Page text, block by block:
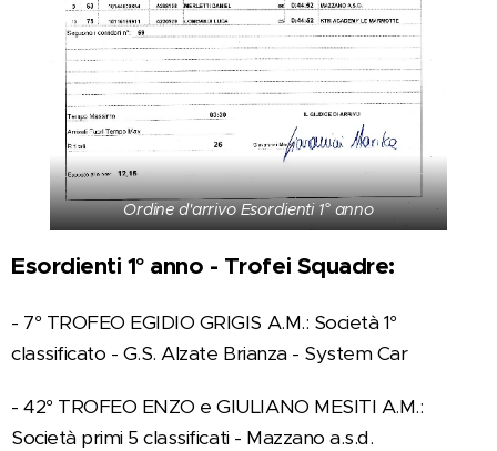
Ordine d'arrivo Esordienti 1° anno
Esordienti 1° anno - Trofei Squadre:
- 7° TROFEO EGIDIO GRIGIS A.M.: Società 1°
classificato - G.S. Alzate Brianza - System Car
- 42° TROFEO ENZO e GIULIANO MESITI A.M.:
Società primi 5 classificati - Mazzano a.s.d.